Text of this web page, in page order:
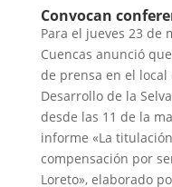
Convocan
Para el jueves 23 de
Cuencas anunció
de prensa en el
Desarrollo de la
desde las 11 de la
informe «La
compensación por
Loreto», elaborado